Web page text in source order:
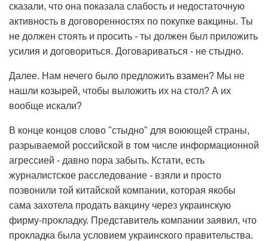
сказали, что она показала слабость и недостаточную
активность в договоренностях по покупке вакцины. Ты
не должен стоять и просить - ты должен был приложить
усилия и договориться. Договариваться - не стыдно.
Далее. Нам нечего было предложить взамен? Мы не
нашли козырей, чтобы выложить их на стол? А их
вообще искали?
В конце концов слово "стыдно" для воюющей страны,
разрываемой российской в том числе информационной
агрессией - давно пора забыть. Кстати, есть
журналистское расследование - взяли и просто
позвонили той китайской компании, которая якобы
сама захотела продать вакцину через украинскую
фирму-прокладку. Представитель компании заявил, что
прокладка была условием украинского правительства.